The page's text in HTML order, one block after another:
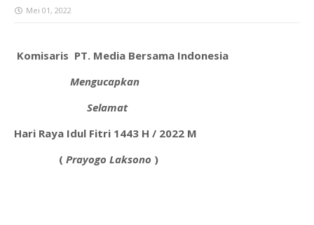
Mei 01, 2022
Komisaris PT. Media Bersama Indonesia
Mengucapkan
Selamat
Hari Raya Idul Fitri 1443 H / 2022 M
( Prayogo Laksono )